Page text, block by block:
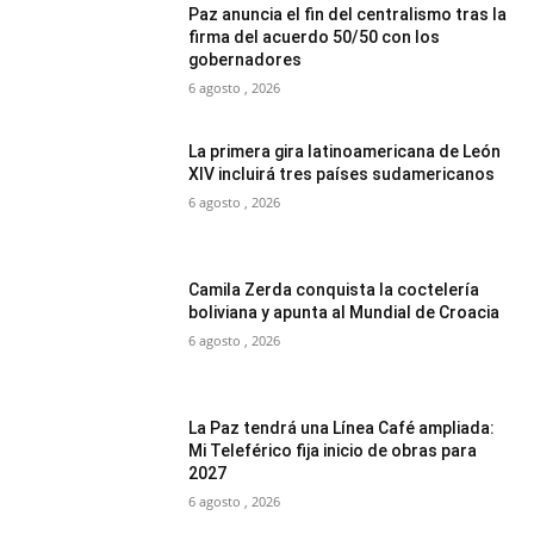
Paz anuncia el fin del centralismo tras la
firma del acuerdo 50/50 con los
gobernadores
6 agosto , 2026
La primera gira latinoamericana de León
XIV incluirá tres países sudamericanos
6 agosto , 2026
Camila Zerda conquista la coctelería
boliviana y apunta al Mundial de Croacia
6 agosto , 2026
La Paz tendrá una Línea Café ampliada:
Mi Teleférico fija inicio de obras para
2027
6 agosto , 2026